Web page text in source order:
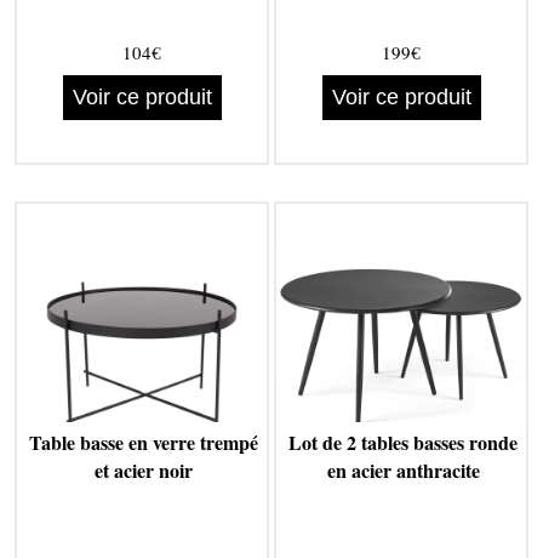
104€
Voir ce produit
199€
Voir ce produit
Table basse en verre trempé
et acier noir
Lot de 2 tables basses ronde
en acier anthracite